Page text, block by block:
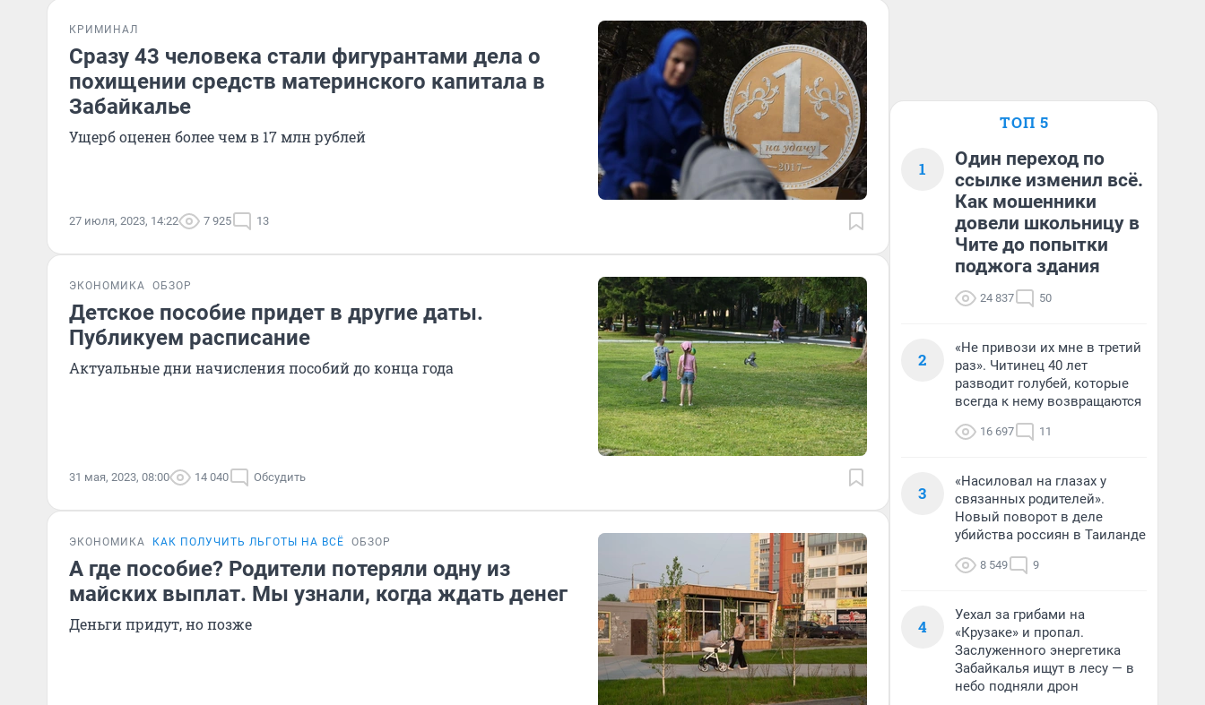
КРИМИНАЛ
Сразу 43 человека стали фигурантами дела о
похищении средств материнского капитала в
Забайкалье
Ущерб оценен более чем в 17 млн рублей
27 июля, 2023, 14:22 7 925 13
ЭКОНОМИКА ОБЗОР
Детское пособие придет в другие даты.
Публикуем расписание
Актуальные дни начисления пособий до конца года
31 мая, 2023, 08:00 14 040 Обсудить
ЭКОНОМИКА КАК ПОЛУЧИТЬ ЛЬГОТЫ НА ВСЁ ОБЗОР
А где пособие? Родители потеряли одну из
майских выплат. Мы узнали, когда ждать денег
Деньги придут, но позже
ТОП 5
1
Один переход по
ссылке изменил всё.
Как мошенники
довели школьницу в
Чите до попытки
поджога здания
24 837 50
2
«Не привози их мне в третий
раз». Читинец 40 лет
разводит голубей, которые
всегда к нему возвращаются
16 697 11
3
«Насиловал на глазах у
связанных родителей».
Новый поворот в деле
убийства россиян в Таиланде
8 549 9
4
Уехал за грибами на
«Крузаке» и пропал.
Заслуженного энергетика
Забайкалья ищут в лесу — в
небо подняли дрон